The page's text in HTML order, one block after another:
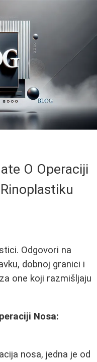
O Operaciji
Odgovori na
dobnoj granici i
one koji razmišljaju
Nosa:
nosa, jedna je od